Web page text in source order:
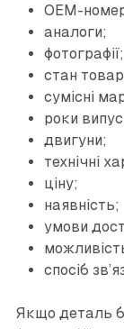
OEM-
аналоги;
фотографії;
стан
сумісні
роки
двигуни;
технічні
ціну;
наявність;
умови
спосіб
Якщо деталь